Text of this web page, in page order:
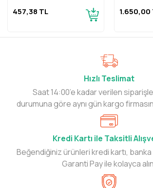
457,38 TL 1.650,00
Hızlı Teslimat
Saat 14:00’e kadar verilen
durumuna göre aynı gün kargo
Kredi Kartı ile Taksitli
Beğendiğiniz ürünleri kredi kartı,
Garanti Pay ile kolayca